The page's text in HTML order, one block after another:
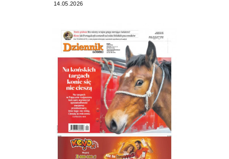
14.05.2026